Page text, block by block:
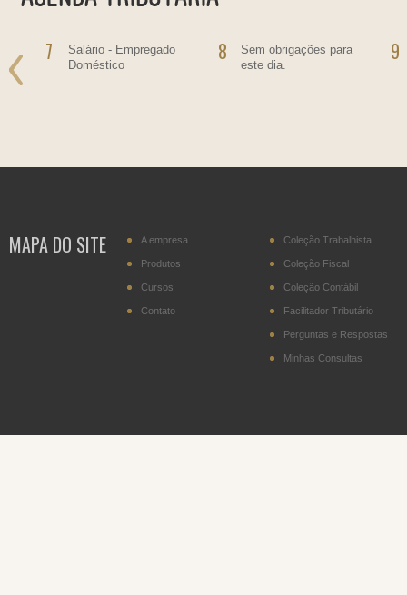
7
Salário - Empregado
Doméstico
8
Sem obrigações para
este dia.
9
MAPA DO SITE A empresa
Produtos
Cursos
Contato
Coleção Trabalhista
Coleção Fiscal
Coleção Contábil
Facilitador Tributário
Perguntas e Respostas
Minhas Consultas